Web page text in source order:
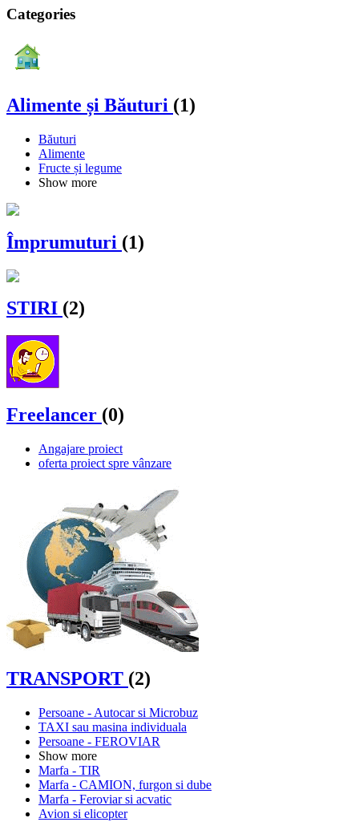
Categories
Alimente și Băuturi (1)
Băuturi
Alimente
Fructe și legume
Show more
Împrumuturi (1)
STIRI (2)
Freelancer (0)
Angajare proiect
oferta proiect spre vânzare
TRANSPORT (2)
Persoane - Autocar si Microbuz
TAXI sau masina individuala
Persoane - FEROVIAR
Show more
Marfa - TIR
Marfa - CAMION, furgon si dube
Marfa - Feroviar si acvatic
Avion si elicopter